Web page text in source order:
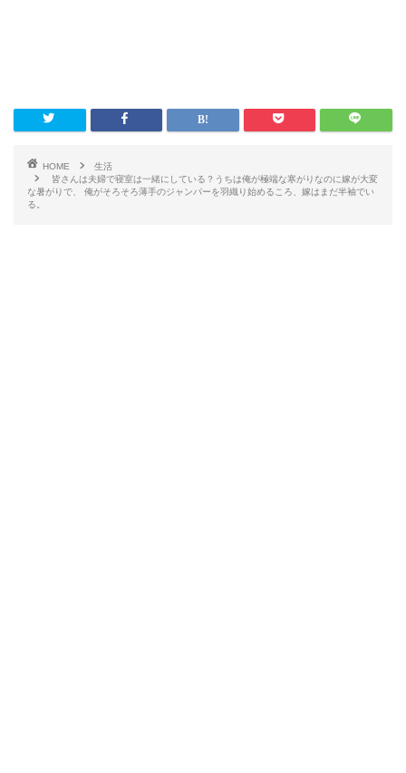
HOME
生活
皆さんは夫婦で寝室は一緒にしている？うちは俺が極端な寒がりなのに嫁が大変
な暑がりで、 俺がそろそろ薄手のジャンパーを羽織り始めるころ、嫁はまだ半袖でい
る。